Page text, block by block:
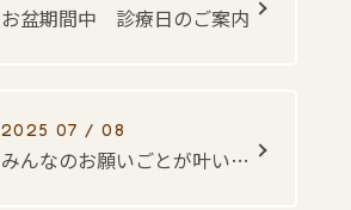
お盆期間中 診療日のご案内
2025 07 / 08
みんなのお願いごとが叶いますように・・・☆彡